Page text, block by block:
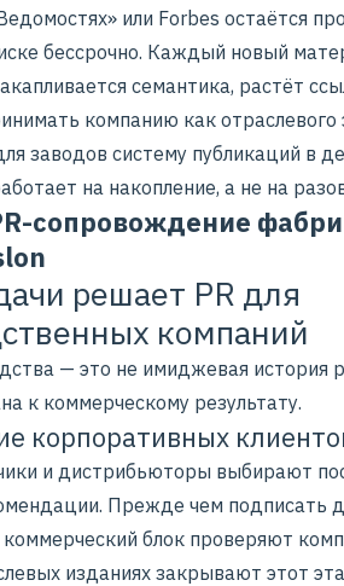
или Forbes остаётся
бессрочно. Каждый новый
семантика, растёт
компанию как отраслевого
заводов систему публикаций в
на накопление, а не на
сопровождение
решает PR для
компаний
— это не имиджевая
к коммерческому результату.
корпоративных
и дистрибьюторы выбирают
Прежде чем подписать
коммерческий блок проверяют
изданиях закрывают этот